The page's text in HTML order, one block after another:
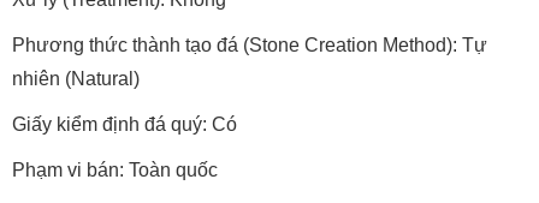
Phương thức thành tạo đá (Stone Creation Method): Tự
nhiên (Natural)
Giấy kiểm định đá quý: Có
Phạm vi bán: Toàn quốc